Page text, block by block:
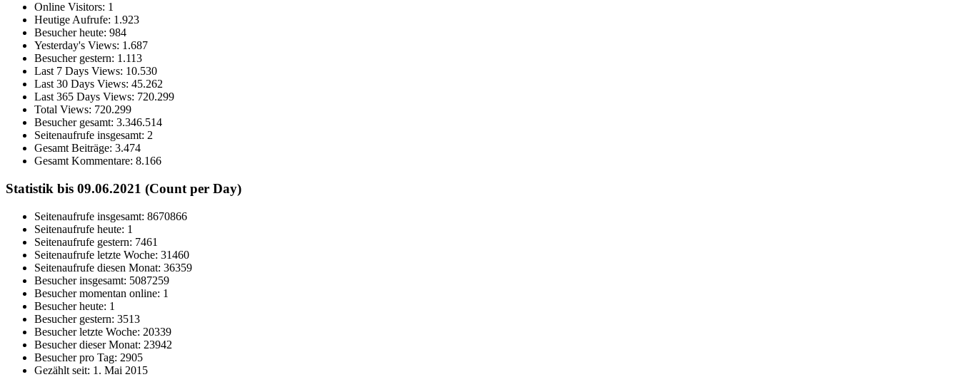
Online Visitors: 1
Heutige Aufrufe: 1.923
Besucher heute: 984
Yesterday's Views: 1.687
Besucher gestern: 1.113
Last 7 Days Views: 10.530
Last 30 Days Views: 45.262
Last 365 Days Views: 720.299
Total Views: 720.299
Besucher gesamt: 3.346.514
Seitenaufrufe insgesamt: 2
Gesamt Beiträge: 3.474
Gesamt Kommentare: 8.166
Statistik bis 09.06.2021 (Count per Day)
Seitenaufrufe insgesamt: 8670866
Seitenaufrufe heute: 1
Seitenaufrufe gestern: 7461
Seitenaufrufe letzte Woche: 31460
Seitenaufrufe diesen Monat: 36359
Besucher insgesamt: 5087259
Besucher momentan online: 1
Besucher heute: 1
Besucher gestern: 3513
Besucher letzte Woche: 20339
Besucher dieser Monat: 23942
Besucher pro Tag: 2905
Gezählt seit: 1. Mai 2015